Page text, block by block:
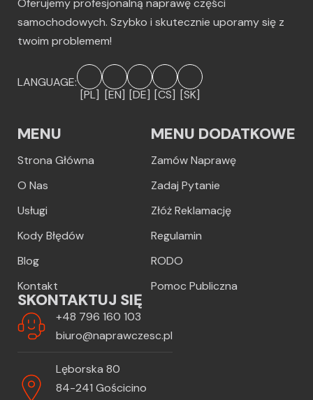
Oferujemy profesjonalną naprawę części
samochodowych. Szybko i skutecznie uporamy się z
twoim problemem!
LANGUAGE:
[PL] [EN] [DE] [CS] [SK]
MENU
Strona Główna
O Nas
Usługi
Kody Błędów
Blog
Kontakt
MENU DODATKOWE
Zamów Naprawę
Zadaj Pytanie
Złóż Reklamację
Regulamin
RODO
Pomoc Publiczna
SKONTAKTUJ SIĘ
+48 796 160 103
biuro@naprawczesc.pl
Lęborska 80
84-241 Gościcino